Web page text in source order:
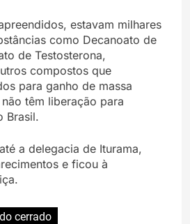
estavam milhares
como Decanoato de
de Testosterona,
compostos que
para ganho de massa
têm liberação para
Brasil.
a delegacia de Iturama,
e ficou à
cerrado